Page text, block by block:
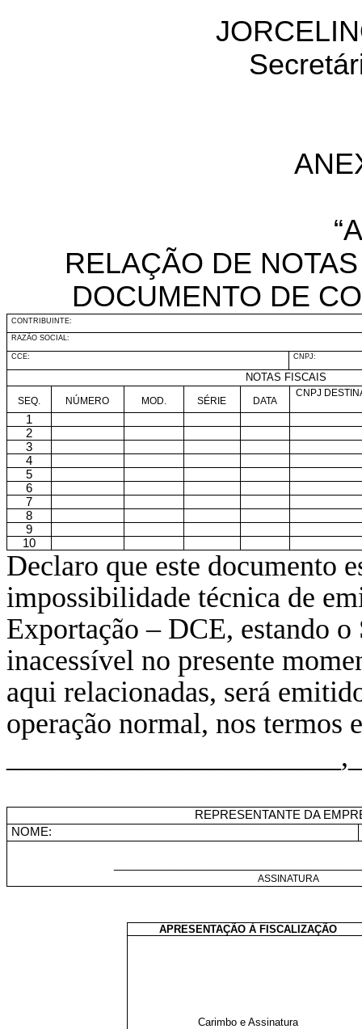
RELAÇÃO DE
DOCUMENTO DE
CONTRIBUINTE:
RAZÃO SOCIAL:
CCE: CNPJ:
NOTAS FISCAIS
SEQ. NÚMERO MOD. SÉRIE DATA
CNPJ
1
2
3
4
5
6
7
8
9
10
Declaro que este documento
impossibilidade técnica de
Exportação – DCE, estando
inacessível no presente
aqui relacionadas, será
operação normal, nos termos
REPRESENTANTE DA
NOME:
ASSINATURA
APRESENTAÇÃO À FISCALIZAÇÃO
Carimbo e Assinatura